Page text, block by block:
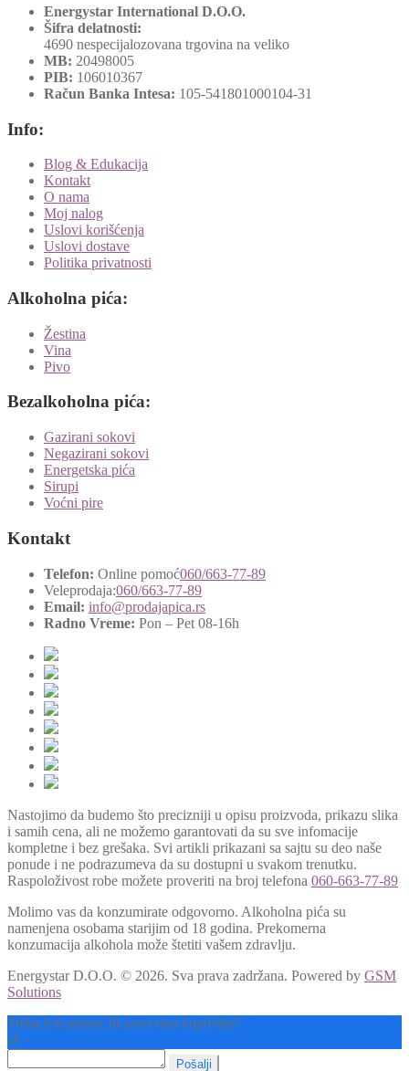
Energystar International D.O.O.
Šifra delatnosti:
4690 nespecijalozovana trgovina na veliko
MB: 20498005
PIB: 106010367
Račun Banka Intesa: 105-541801000104-31
Info:
Blog & Edukacija
Kontakt
O nama
Moj nalog
Uslovi korišćenja
Uslovi dostave
Politika privatnosti
Alkoholna pića:
Žestina
Vina
Pivo
Bezalkoholna pića:
Gazirani sokovi
Negazirani sokovi
Energetska pića
Sirupi
Voćni pire
Kontakt
Telefon: Online pomoć060/663-77-89
Veleprodaja:060/663-77-89
Email: info@prodajapica.rs
Radno Vreme: Pon – Pet 08-16h
Nastojimo da budemo što precizniji u opisu proizvoda, prikazu slika
i samih cena, ali ne možemo garantovati da su sve infomacije
kompletne i bez grešaka. Svi artikli prikazani sa sajtu su deo naše
ponude i ne podrazumeva da su dostupni u svakom trenutku.
Raspoloživost robe možete proveriti na broj telefona 060-663-77-89
Molimo vas da konzumirate odgovorno. Alkoholna pića su
namenjena osobama starijim od 18 godina. Prekomerna
konzumacija alkohola može štetiti vašem zdravlju.
Energystar D.O.O. © 2026. Sva prava zadržana. Powered by GSM
Solutions
Treba li ti pomoć ili savet oko kupovine?
↺ −
Pošalji